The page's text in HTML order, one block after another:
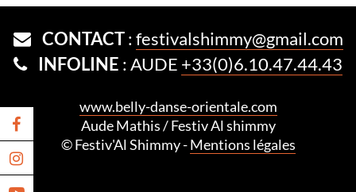
CONTACT: festivalshimmy@gmail.com
INFOLINE : AUDE +33(0)6.10.47.44.43
www.belly-danse-orientale.com
Aude Mathis / Festiv Al shimmy
© Festiv'Al Shimmy -Mentions légales